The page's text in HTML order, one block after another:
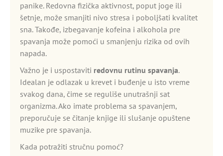
panike. Redovna fizička aktivnost, poput joge ili
šetnje, može smanjiti nivo stresa i poboljšati kvalitet
sna. Takođe, izbegavanje kofeina i alkohola pre
spavanja može pomoći u smanjenju rizika od ovih
napada.
Važno je i uspostaviti redovnu rutinu spavanja.
Idealan je odlazak u krevet i buđenje u isto vreme
svakog dana, čime se reguliše unutrašnji sat
organizma. Ako imate problema sa spavanjem,
preporučuje se čitanje knjige ili slušanje opuštene
muzike pre spavanja.
Kada potražiti stručnu pomoć?